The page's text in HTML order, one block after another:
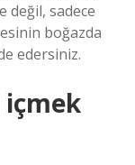
değil, sadece
boğazda
edersiniz.
içmek